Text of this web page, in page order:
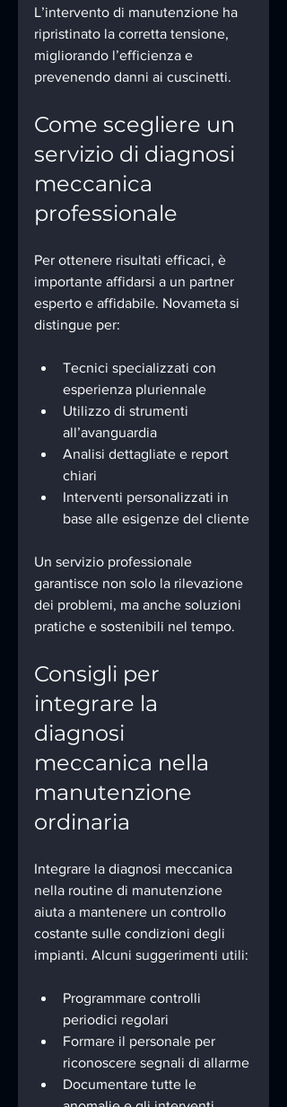
L’intervento di manutenzione ha
ripristinato la corretta tensione,
migliorando l’efficienza e
prevenendo danni ai cuscinetti.
Come scegliere un
servizio di diagnosi
meccanica
professionale
Per ottenere risultati efficaci, è
importante affidarsi a un partner
esperto e affidabile. Novameta si
distingue per:
Tecnici specializzati con
esperienza pluriennale
Utilizzo di strumenti
all’avanguardia
Analisi dettagliate e report
chiari
Interventi personalizzati in
base alle esigenze del cliente
Un servizio professionale
garantisce non solo la rilevazione
dei problemi, ma anche soluzioni
pratiche e sostenibili nel tempo.
Consigli per
integrare la
diagnosi
meccanica nella
manutenzione
ordinaria
Integrare la diagnosi meccanica
nella routine di manutenzione
aiuta a mantenere un controllo
costante sulle condizioni degli
impianti. Alcuni suggerimenti utili:
Programmare controlli
periodici regolari
Formare il personale per
riconoscere segnali di allarme
Documentare tutte le